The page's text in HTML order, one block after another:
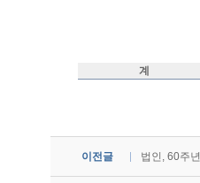
계
이전글 법인, 60주